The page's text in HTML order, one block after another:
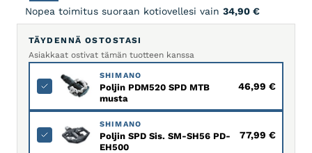
Nopea toimitus suoraan kotiovellesi vain 34,90 €
TÄYDENNÄ OSTOSTASI
Asiakkaat ostivat tämän tuotteen kanssa
SHIMANO
Poljin PDM520 SPD MTB
musta
46,99 €
SHIMANO
Poljin SPD Sis. SM-SH56 PD-
EH500
77,99 €